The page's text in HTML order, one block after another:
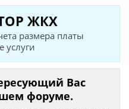
ЖКХ
размера платы
услуги
Вас
форуме.